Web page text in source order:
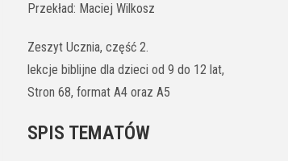
Przekład: Maciej Wilkosz
Zeszyt Ucznia, część 2.
lekcje biblijne dla dzieci od 9 do 12 lat,
Stron 68, format A4 oraz A5
SPIS TEMATÓW